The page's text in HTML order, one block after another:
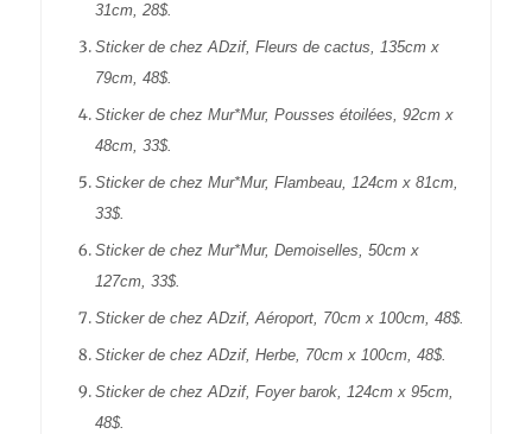
31cm, 28$.
Sticker de chez ADzif, Fleurs de cactus, 135cm x
79cm, 48$.
Sticker de chez Mur*Mur, Pousses étoilées, 92cm x
48cm, 33$.
Sticker de chez Mur*Mur, Flambeau, 124cm x 81cm,
33$.
Sticker de chez Mur*Mur, Demoiselles, 50cm x
127cm, 33$.
Sticker de chez ADzif, Aéroport, 70cm x 100cm, 48$.
Sticker de chez ADzif, Herbe, 70cm x 100cm, 48$.
Sticker de chez ADzif, Foyer barok, 124cm x 95cm,
48$.